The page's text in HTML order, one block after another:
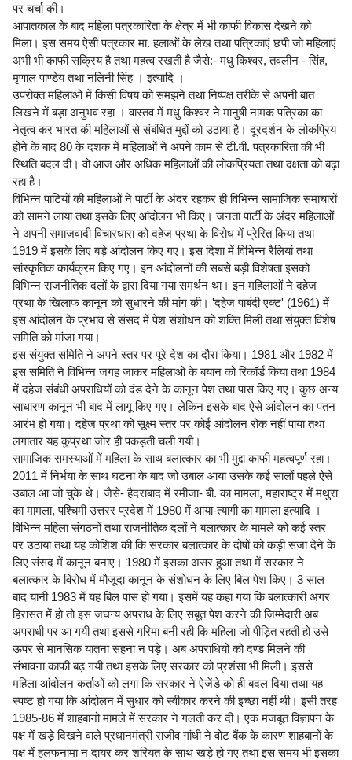
पर चर्चा की।
आपातकाल के बाद महिला पत्रकारिता के क्षेत्र में भी काफी विकास देखने को
मिला। इस समय ऐसी पत्रकार मा. हलाओं के लेख तथा पत्रिकाएं छपी जो महिलाएं
अभी भी काफी सक्रिय है तथा महत्व रखती है जैसे:- मधु किश्वर, तवलीन - सिंह,
मृणाल पाण्डेय तथा नलिनी सिंह । इत्यादि ।
उपरोक्त महिलाओं में किसी विषय को समझने तथा निष्पक्ष तरीके से अपनी बात
लिखने में बड़ा अनुभव रहा । वास्तव में मधु किश्वर ने मानुषी नामक पत्रिका का
नेतृत्व कर भारत की महिलाओं से संबंधित मुद्दों को उठाया है। दूरदर्शन के लोकप्रिय
होने के बाद 80 के दशक में महिलाओं ने अपने काम से टी.वी. पत्रकारिता की भी
स्थिति बदल दी। वो आज और अधिक महिलाओं की लोकप्रियता तथा दक्षता को बढ़ा
रहा है।
विभिन्न पाटियों की महिलाओं ने पार्टी के अंदर रहकर ही विभिन्न सामाजिक समाचारों
को सामने लाया तथा इसके लिए आंदोलन भी किए। जनता पार्टी के अंदर महिलाओं
ने अपनी समाजवादी विचारधारा को दहेज प्रथा के विरोध में प्रेरित किया तथा
1919 में इसके लिए बड़े आंदोलन किए गए। इस दिशा में विभिन्न रैलियां तथा
सांस्कृतिक कार्यक्रम किए गए। इन आंदोलनों की सबसे बड़ी विशेषता इसको
विभिन्न राजनीतिक दलों के द्वारा दिया गया समर्थन था। इन महिलाओं ने दहेज
प्रथा के खिलाफ कानून को सुधारने की मांग की। 'दहेज पाबंदी एक्ट' (1961) में
इस आंदोलन के प्रभाव से संसद में पेश संशोधन को शक्ति मिली तथा संयुक्त विशेष
समिति को मांजा गया।
इस संयुक्त समिति ने अपने स्तर पर पूरे देश का दौरा किया। 1981 और 1982 में
इस समिति ने विभिन्न जगह जाकर महिलाओं के बयान को रिकॉर्ड किया तथा 1984
में दहेज संबंधी अपराधियों को दंड देने के कानून पेश तथा पास किए गए। कुछ अन्य
साधारण कानून भी बाद में लागू किए गए। लेकिन इसके बाद ऐसे आंदोलन का पतन
आरंभ हो गया। दहेज प्रथा को सूक्ष्म स्तर पर कोई आंदोलन रोक नहीं पाया तथा
लगातार यह कुप्रथा जोर ही पकड़ती चली गयी।
सामाजिक समस्याओं में महिला के साथ बलात्कार का भी मुद्दा काफी महत्वपूर्ण रहा।
2011 में निर्भया के साथ घटना के बाद जो उबाल आया उसके कई सालों पहले ऐसे
उबाल आ जो चुके थे। जैसे- हैदराबाद में रमीजा- बी. का मामला, महाराष्ट्र में मथुरा
का मामला, पश्चिमी उत्तरर प्रदेश में 1980 में आया-त्यागी का मामला इत्यादि ।
विभिन्न महिला संगठनों तथा राजनीतिक दलों ने बलात्कार के मामले को कई स्तर
पर उठाया तथा यह कोशिश की कि सरकार बलात्कार के दोषों को कड़ी सजा देने के
लिए संसद में कानून बनाए। 1980 में इसका असर हुआ तथा में सरकार ने
बलात्कार के विरोध में मौजूदा कानून के संशोधन के लिए बिल पेश किए। 3 साल
बाद यानी 1983 में यह बिल पास हो गया। इसमें यह कहा गया कि बलात्कारी अगर
हिरासत में हो तो इस जघन्य अपराध के लिए सबूत पेश करने की जिम्मेदारी अब
अपराधी पर आ गयी तथा इससे गरिमा बनी रही कि महिला जो पीड़ित रहती हो उसे
ऊपर से मानसिक यातना सहना न पड़े। अब अपराधियों को दण्ड मिलने की
संभावना काफी बढ़ गयी तथा इसके लिए सरकार को प्रशंसा भी मिली। इससे
महिला आंदोलन कर्ताओं को लगा कि सरकार ने ऐजेंडे को ही बदल दिया तथा यह
स्पष्ट हो गया कि आंदोलन में सुधार को स्वीकार करने की इच्छा नहीं थी। इसी तरह
1985-86 में शाहबानो मामले में सरकार ने गलती कर दी। एक मजबूत विज्ञापन के
पक्ष में खड़े दिखने वाले प्रधानमंत्री राजीव गांधी ने वोट बैंक के कारण शाहबानों के
पक्ष में हलफनामा न दायर कर शरियत के साथ खड़े हो गए तथा इस समय भी इसका